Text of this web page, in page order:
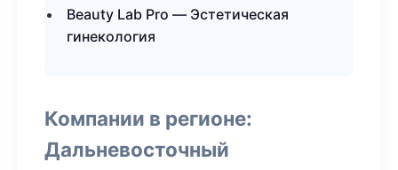
Beauty Lab Pro — Эстетическая
гинекология
Компании в регионе:
Дальневосточный